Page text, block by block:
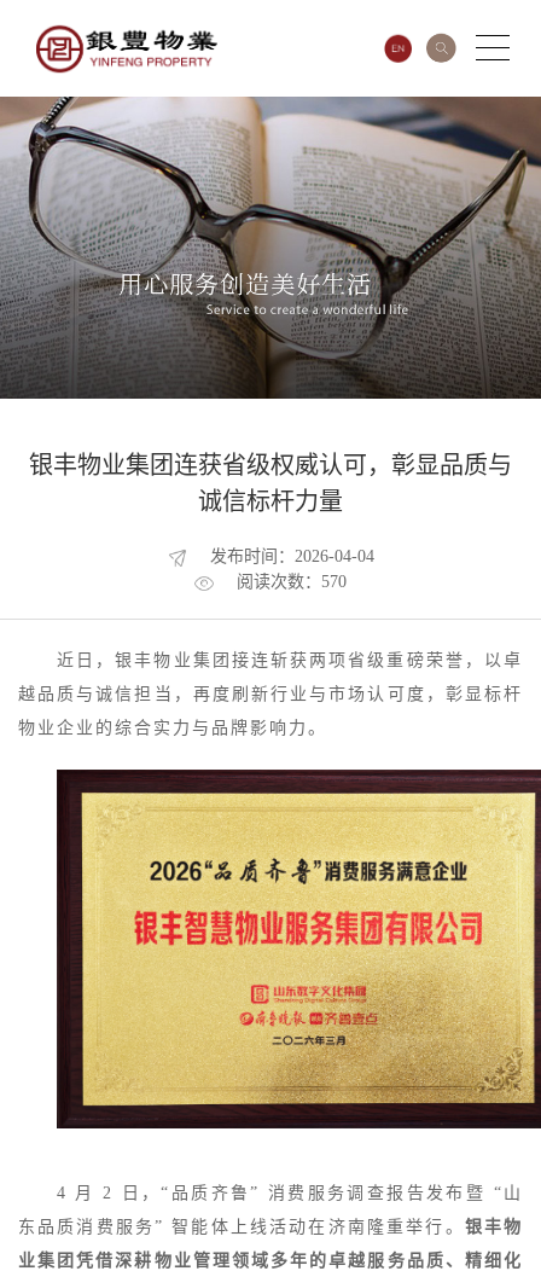
银丰物业集团连获省级权威认可，彰显品质与
诚信标杆力量
发布时间：2026-04-04
阅读次数：570
近日，银丰物业集团接连斩获两项省级重磅荣誉，以卓
越品质与诚信担当，再度刷新行业与市场认可度，彰显标杆
物业企业的综合实力与品牌影响力。
4 月 2 日，“品质齐鲁” 消费服务调查报告发布暨 “山
东品质消费服务” 智能体上线活动在济南隆重举行。 银丰物
业集团凭借深耕物业管理领域多年的卓越服务品质、精细化